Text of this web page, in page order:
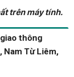
trên máy tính.
thông
Nam Từ Liêm,